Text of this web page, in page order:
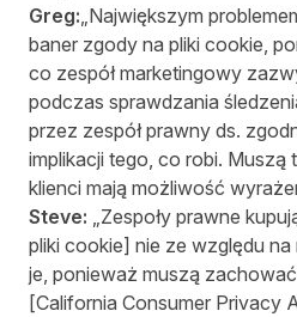
Greg: „Największym
baner zgody na pliki cookie,
co zespół marketingowy
podczas sprawdzania
przez zespół prawny ds.
implikacji tego, co robi. Muszą
klienci mają możliwość
Steve: „Zespoły prawne
pliki cookie] nie ze względu na
je, ponieważ muszą
[California Consumer Privacy